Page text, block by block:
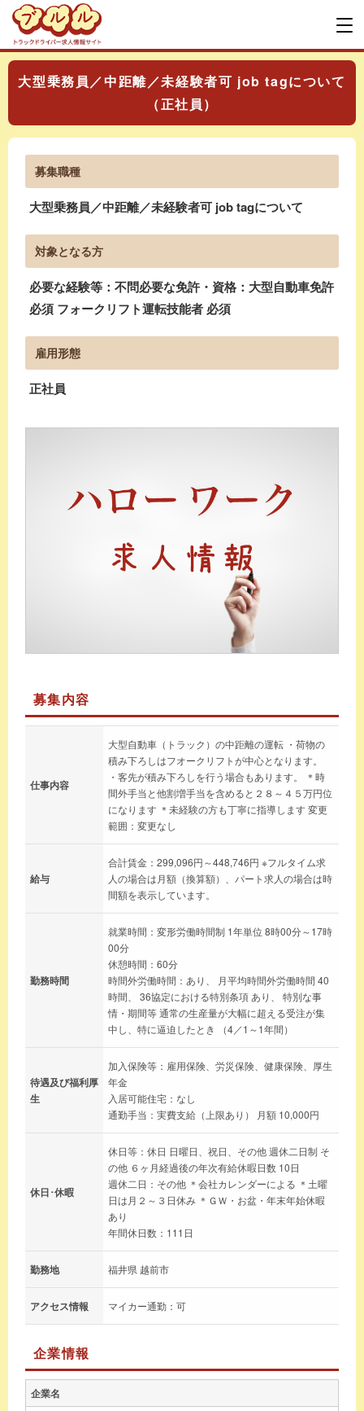
大型乗務員／中距離／未経験者可 job tagについて
（正社員）
募集職種
大型乗務員／中距離／未経験者可 job tagについて
対象となる方
必要な経験等：不問必要な免許・資格：大型自動車免許
必須 フォークリフト運転技能者 必須
雇用形態
正社員
募集内容
仕事内容
大型自動車（トラック）の中距離の運転 ・荷物の
積み下ろしはフオークリフトが中心となります。
・客先が積み下ろしを行う場合もあります。 ＊時
間外手当と他割増手当を含めると２８～４５万円位
になります ＊未経験の方も丁寧に指導します 変更
範囲：変更なし
給与
合計賃金：299,096円～448,746円 ※フルタイム求
人の場合は月額（換算額）、パート求人の場合は時
間額を表示しています。
勤務時間
就業時間：変形労働時間制 1年単位 8時00分～17時
00分
休憩時間：60分
時間外労働時間：あり、 月平均時間外労働時間 40
時間、 36協定における特別条項 あり、 特別な事
情・期間等 通常の生産量が大幅に超える受注が集
中し、特に逼迫したとき （4／1～1年間）
待遇及び福利厚
生
加入保険等：雇用保険、労災保険、健康保険、厚生
年金
入居可能住宅：なし
通勤手当：実費支給（上限あり） 月額 10,000円
休日･休暇
休日等：休日 日曜日、祝日、その他 週休二日制 そ
の他 ６ヶ月経過後の年次有給休暇日数 10日
週休二日：その他 ＊会社カレンダーによる ＊土曜
日は月２～３日休み ＊ＧＷ・お盆・年末年始休暇
あり
年間休日数：111日
勤務地 福井県 越前市
アクセス情報 マイカー通勤：可
企業情報
企業名